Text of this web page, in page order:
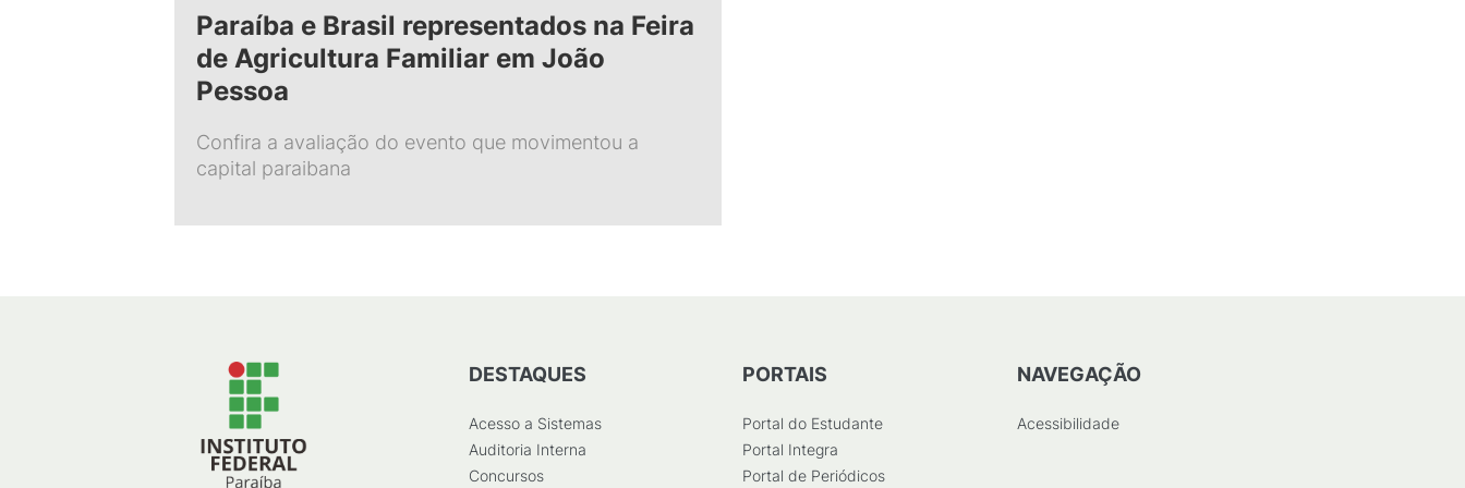
Paraíba e Brasil representados na Feira
de Agricultura Familiar em João
Pessoa
Confira a avaliação do evento que movimentou a
capital paraibana
DESTAQUES
Acesso a Sistemas
Auditoria Interna
Concursos
PORTAIS
Portal do Estudante
Portal Integra
Portal de Periódicos
NAVEGAÇÃO
Acessibilidade